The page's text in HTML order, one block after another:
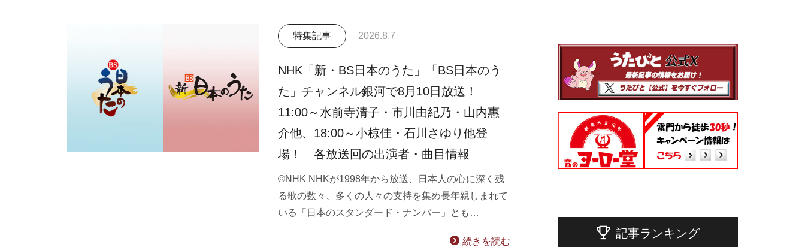
特集記事 2026.8.7
NHK「新・BS日本のうた」「BS日本のう
た」チャンネル銀河で8月10日放送！
11:00～水前寺清子・市川由紀乃・山内惠
介他、18:00～小椋佳・石川さゆり他登
場！ 各放送回の出演者・曲目情報
©NHK NHKが1998年から放送、日本人の心に深く残
る歌の数々、多くの人々の支持を集め長年親しまれて
いる「日本のスタンダード・ナンバー」とも…
続きを読む
記事ランキング